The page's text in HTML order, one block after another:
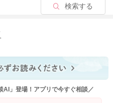
検索する
る
AI」登場！アプリで今すぐ相談／